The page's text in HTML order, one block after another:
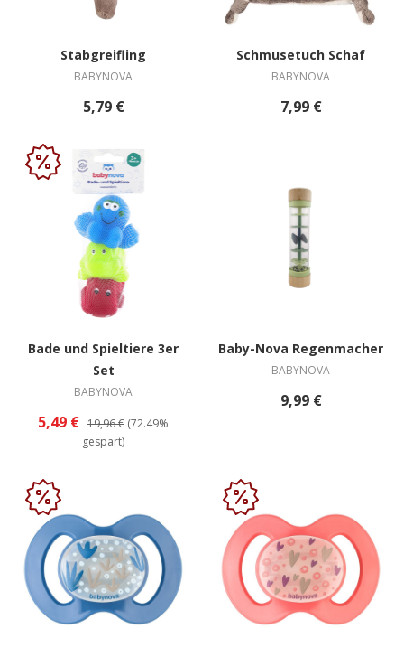
Stabgreifling
BABYNOVA
5,79 €
Schmusetuch Schaf
BABYNOVA
7,99 €
Bade und Spieltiere 3er
Set
BABYNOVA
5,49 € 19,96 € (72.49%
gespart)
Baby-Nova Regenmacher
BABYNOVA
9,99 €